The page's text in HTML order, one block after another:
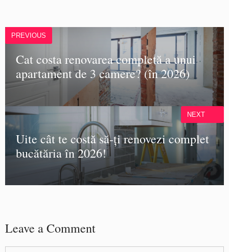
PREVIOUS
Cat costa renovarea completă a unui
apartament de 3 camere? (în 2026)
Uite cât te costă să-ți renovezi complet
bucătăria în 2026!
NEXT
Leave a Comment